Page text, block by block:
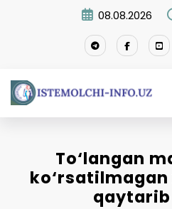
08.08.2026
To‘langan